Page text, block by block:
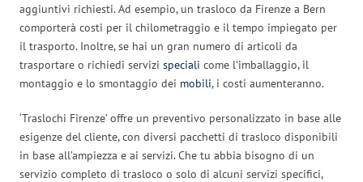
aggiuntivi richiesti. Ad esempio, un trasloco da Firenze a Bern
comporterà costi per il chilometraggio e il tempo impiegato per
il trasporto. Inoltre, se hai un gran numero di articoli da
trasportare o richiedi servizi speciali come l’imballaggio, il
montaggio e lo smontaggio dei mobili, i costi aumenteranno.
‘Traslochi Firenze’ offre un preventivo personalizzato in base alle
esigenze del cliente, con diversi pacchetti di trasloco disponibili
in base all’ampiezza e ai servizi. Che tu abbia bisogno di un
servizio completo di trasloco o solo di alcuni servizi specifici,